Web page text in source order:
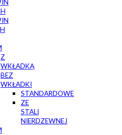
Z
WKŁADKĄ
BEZ
WKŁADKI
STANDARDOWE
ZE
STALI
NIERDZEWNEJ